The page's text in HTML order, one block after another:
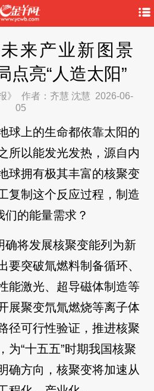
未来产业新图景
亮“人造太阳”
》 作者：齐慧 沈慧 2026-06-
05
球上的生命都依靠太阳的
所以能发光发热，源自内
球拥有极其丰富的核聚变
复制这个反应过程，制造
们的能量需求？
确将发展核聚变能列为新
要突破氚燃料制备循环、
能激光、超导磁体制造等
展聚变氘氚燃烧等离子体
径可行性验证，推进核聚
为“十五五”时期我国核聚
确方向，核聚变将加速从